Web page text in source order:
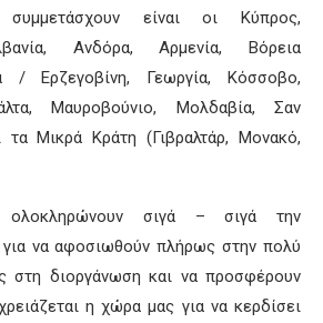
είναι οι Κύπρος,
Ανδόρα, Αρμενία, Βόρεια
/ Ερζεγοβίνη, Γεωργία, Κόσσοβο,
Μαυροβούνιο, Μολδαβία, Σαν
τα Μικρά Κράτη (Γιβραλτάρ, Μονακό,
σιγά – σιγά την
για να αφοσιωθούν πλήρως στην πολύ
στη διοργάνωση και να προσφέρουν
η χώρα μας για να κερδίσει